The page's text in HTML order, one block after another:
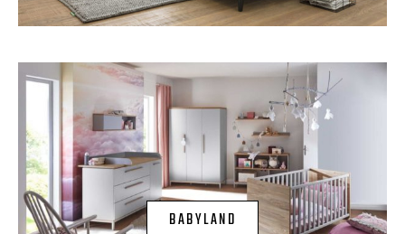
BABYLAND